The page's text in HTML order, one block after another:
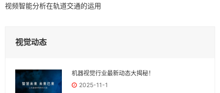
视频智能分析在轨道交通的运用
视觉动态
机器视觉行业最新动态大揭秘！
2025-11-1